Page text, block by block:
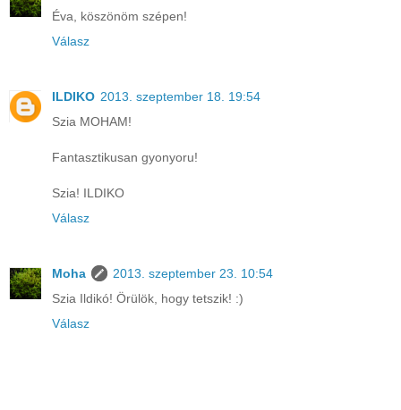
Éva, köszönöm szépen!
Válasz
ILDIKO 2013. szeptember 18. 19:54
Szia MOHAM!
Fantasztikusan gyonyoru!
Szia! ILDIKO
Válasz
Moha
2013. szeptember 23. 10:54
Szia Ildikó! Örülök, hogy tetszik! :)
Válasz